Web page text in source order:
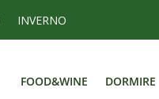
INVERNO
FOOD&WINE DORMIRE
FOOD&WINE DORMIRE